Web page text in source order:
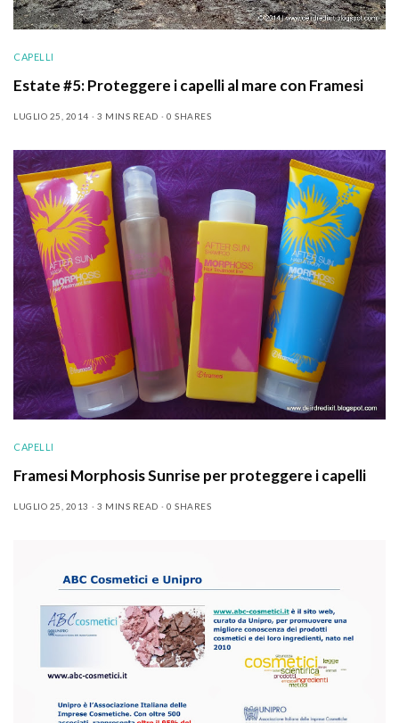
CAPELLI
Estate #5: Proteggere i capelli al mare con Framesi
LUGLIO 25, 2014 3 MINS READ 0 SHARES
CAPELLI
Framesi Morphosis Sunrise per proteggere i capelli
LUGLIO 25, 2013 3 MINS READ 0 SHARES